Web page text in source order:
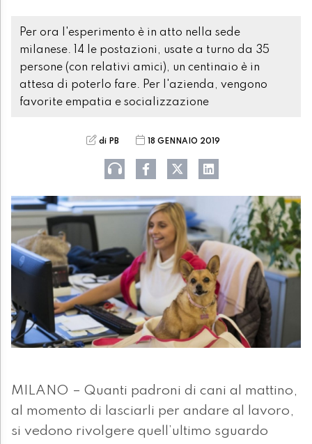
Per ora l'esperimento è in atto nella sede
milanese. 14 le postazioni, usate a turno da 35
persone (con relativi amici), un centinaio è in
attesa di poterlo fare. Per l'azienda, vengono
favorite empatia e socializzazione
di PB 18 GENNAIO 2019
MILANO – Quanti padroni di cani al mattino,
al momento di lasciarli per andare al lavoro,
si vedono rivolgere quell’ultimo sguardo